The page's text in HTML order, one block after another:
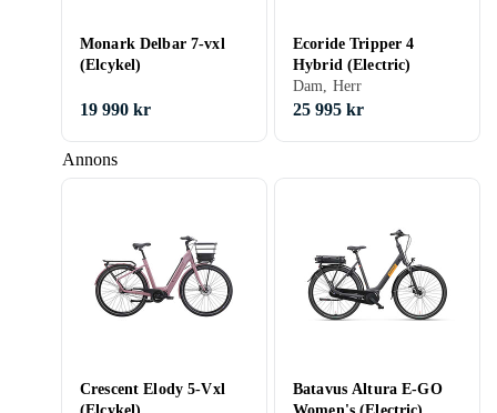
Annons
Monark Delbar 7-vxl
(Elcykel)
19 990 kr
Ecoride Tripper 4
Hybrid (Electric)
Dam, Herr
25 995 kr
Crescent Elody 5-Vxl
Batavus Altura E-GO